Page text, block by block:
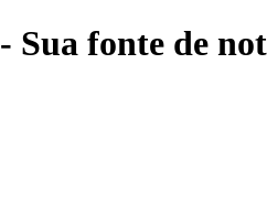
fonte de